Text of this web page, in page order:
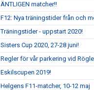
ÄNTLIGEN matcher!!
F12: Nya träningstider från och
Träningstider - uppstart 2020!
Sisters Cup 2020, 27-28 juni!
Regler för vår parkering vid
Eskilscupen 2019!
Helgens F11-matcher, 10-12 maj